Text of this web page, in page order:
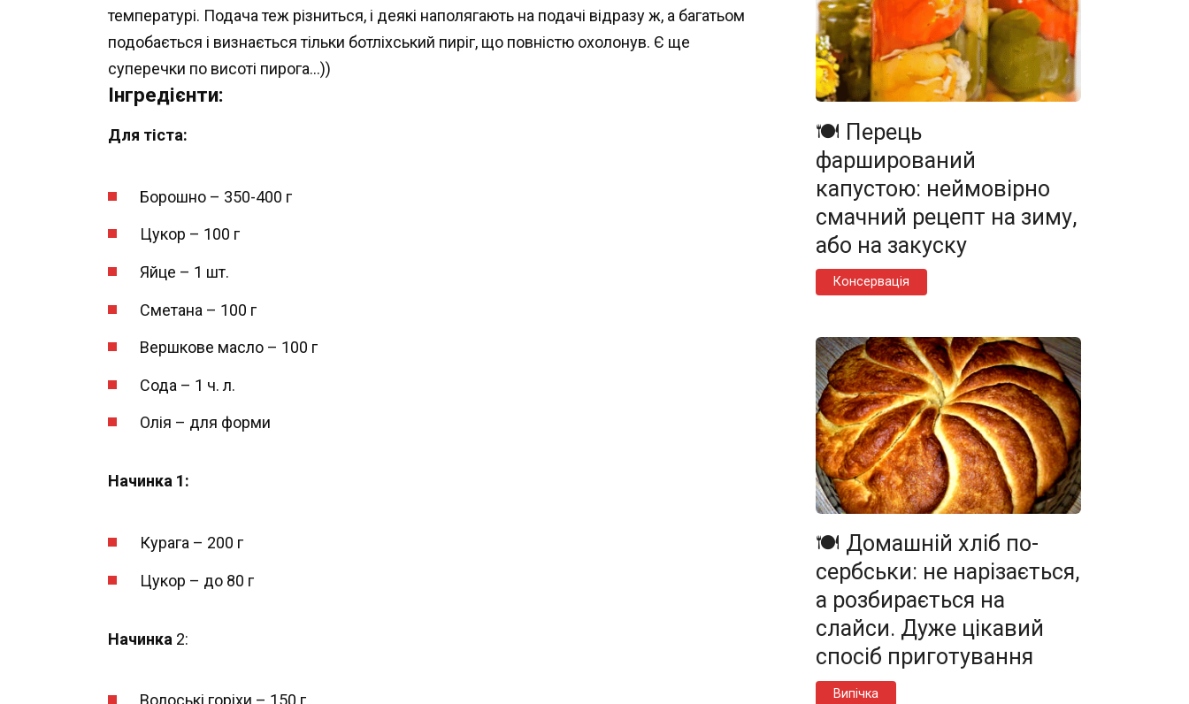
температурі. Подача теж різниться, і деякі наполягають на подачі відразу ж, а багатьом
подобається і визнається тільки ботліхський пиріг, що повністю охолонув. Є ще
суперечки по висоті пирога…))
Інгредієнти:
Для тіста:
Борошно – 350-400 г
Цукор – 100 г
Яйце – 1 шт.
Сметана – 100 г
Вершкове масло – 100 г
Сода – 1 ч. л.
Олія – для форми
Начинка 1:
Курага – 200 г
Цукор – до 80 г
Начинка 2:
Волоські горіхи – 150 г
🍽️ Перець
фарширований
капустою: неймовірно
смачний рецепт на зиму,
або на закуску
Консервація
🍽️ Домашній хліб по-
сербськи: не нарізається,
а розбирається на
слайси. Дуже цікавий
спосіб приготування
Випічка